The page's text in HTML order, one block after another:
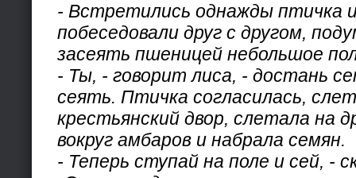
- Встретились однажды птичка
побеседовали друг с другом,
засеять пшеницей небольшое
- Ты, - говорит лиса, - достань
сеять. Птичка согласилась,
крестьянский двор, слетала на
вокруг амбаров и набрала семян.
- Теперь ступай на поле и сей, -